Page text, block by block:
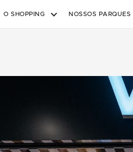
O SHOPPING NOSSOS PARQUES